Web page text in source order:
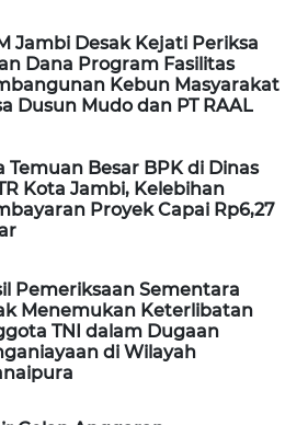
Jambi Desak Kejati Periksa
Dana Program Fasilitas
Kebun Masyarakat
Dusun Mudo dan PT RAAL
Temuan Besar BPK di Dinas
Kota Jambi, Kelebihan
Proyek Capai Rp6,27
Pemeriksaan Sementara
Menemukan Keterlibatan
TNI dalam Dugaan
di Wilayah